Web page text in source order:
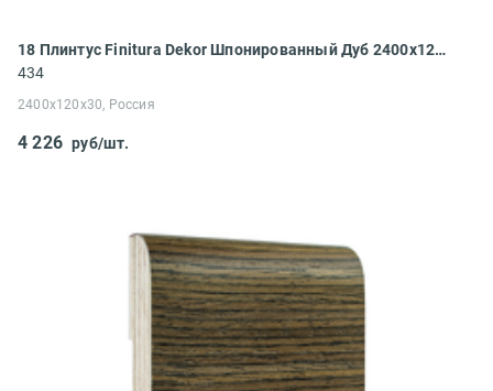
18 Плинтус Finitura Dekor Шпонированный Дуб 2400x120x30
434
2400x120x30, Россия
4 226 руб/шт.